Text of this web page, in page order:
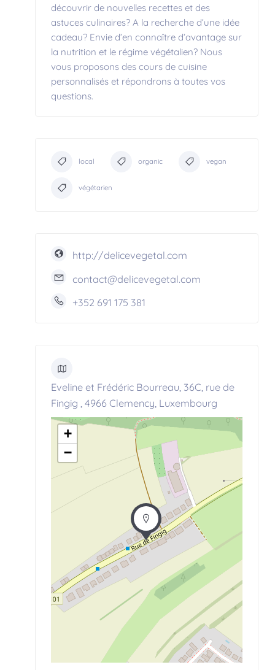
découvrir de nouvelles recettes et des
astuces culinaires? A la recherche d’une idée
cadeau? Envie d’en connaître d’avantage sur
la nutrition et le régime végétalien? Nous
vous proposons des cours de cuisine
personnalisés et répondrons à toutes vos
questions.
local organic vegan
végétarien
http://delicevegetal.com
contact@delicevegetal.com
+352 691 175 381
Eveline et Frédéric Bourreau, 36C, rue de
Fingig , 4966 Clemency, Luxembourg
+
−